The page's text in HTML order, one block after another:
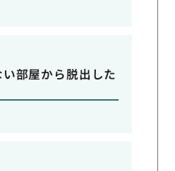
部屋から脱出した